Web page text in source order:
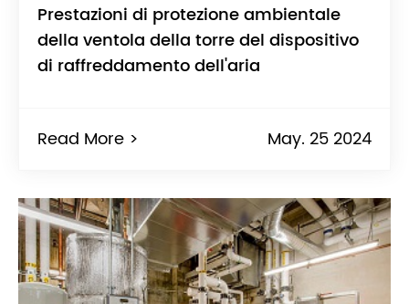
Prestazioni di protezione ambientale
della ventola della torre del dispositivo
di raffreddamento dell'aria
Read More > May. 25 2024